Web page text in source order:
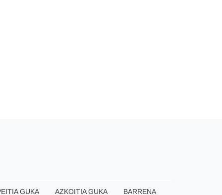
GUKA AZKOITIA GUKA BARRENA